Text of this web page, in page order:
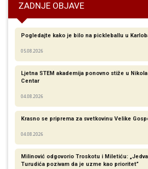
ZADNJE OBJAVE
Pogledajte kako je bilo na pickleballu u
05.08.2026
Ljetna STEM akademija ponovno stiže u
Centar
04.08.2026
Krasno se priprema za svetkovinu Velike
04.08.2026
Milinović odgovorio Troskotu i Miletiću:
Turudića pozivam da je uzme kao prioritet”